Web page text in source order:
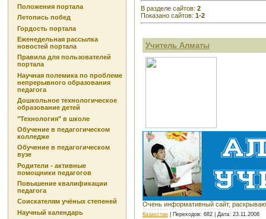
Положения портала
Летопись побед
Гордость портала
Еженедельная рассылка
новостей портала
Правила для пользователей
портала
Научная полемика по проблеме
непрерывного образования
педагога
Дошкольное технологическое
образование детей
"Технология" в школе
Обучение в педагогическом
колледже
Обучение в педагогическом
вузе
Родители - активные
помощники педагогов
Повышение квалификации
педагога
Соискателям учёных степеней
Научный календарь
В разделе сайтов: 2
Показано сайтов: 1-2
Учитель Алматы
Очень информативный сайт,
Казахстан | Переходов: 682 | Дата: 23.11.2008